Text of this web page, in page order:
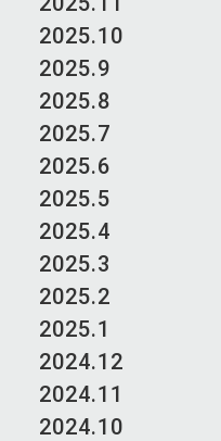
2025.10
2025.9
2025.8
2025.7
2025.6
2025.5
2025.4
2025.3
2025.2
2025.1
2024.12
2024.11
2024.10